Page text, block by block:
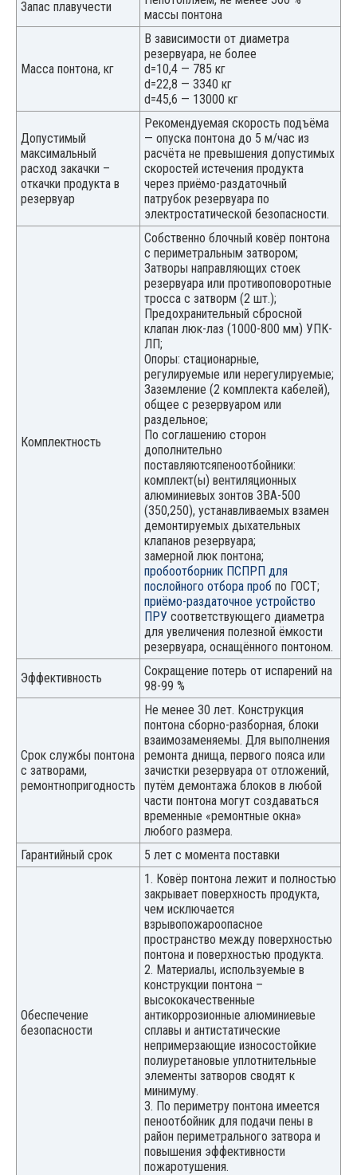
Запас плавучести
массы понтона
Масса понтона, кг
В зависимости от диаметра
резервуара, не более
d=10,4 — 785 кг
d=22,8 — 3340 кг
d=45,6 — 13000 кг
Допустимый
максимальный
расход закачки –
откачки продукта в
резервуар
Рекомендуемая скорость подъёма
— опуска понтона до 5 м/час из
расчёта не превышения допустимых
скоростей истечения продукта
через приёмо-раздаточный
патрубок резервуара по
электростатической безопасности.
Комплектность
Собственно блочный ковёр понтона
с периметральным затвором;
Затворы направляющих стоек
резервуара или противоповоротные
тросса с затворм (2 шт.);
Предохранительный сбросной
клапан люк-лаз (1000-800 мм) УПК-
ЛП;
Опоры: стационарные,
регулируемые или нерегулируемые;
Заземление (2 комплекта кабелей),
общее с резервуаром или
раздельное;
По соглашению сторон
дополнительно
поставляютсяпеноотбойники:
комплект(ы) вентиляционных
алюминиевых зонтов ЗВА-500
(350,250), устанавливаемых взамен
демонтируемых дыхательных
клапанов резервуара;
замерной люк понтона;
пробоотборник ПСПРП для
послойного отбора проб по ГОСТ;
приёмо-раздаточное устройство
ПРУ соответствующего диаметра
для увеличения полезной ёмкости
резервуара, оснащённого понтоном.
Эффективность
Сокращение потерь от испарений на
98-99 %
Срок службы понтона
с затворами,
ремонтнопригодность
Не менее 30 лет. Конструкция
понтона сборно-разборная, блоки
взаимозаменяемы. Для выполнения
ремонта днища, первого пояса или
зачистки резервуара от отложений,
путём демонтажа блоков в любой
части понтона могут создаваться
временные «ремонтные окна»
любого размера.
Гарантийный срок
5 лет с момента поставки
Обеспечение
безопасности
1. Ковёр понтона лежит и полностью
закрывает поверхность продукта,
чем исключается
взрывопожароопасное
пространство между поверхностью
понтона и поверхностью продукта.
2. Материалы, используемые в
конструкции понтона –
высококачественные
антикоррозионные алюминиевые
сплавы и антистатические
непримерзающие износостойкие
полиуретановые уплотнительные
элементы затворов сводят к
минимуму.
3. По периметру понтона имеется
пеноотбойник для подачи пены в
район периметрального затвора и
повышения эффективности
пожаротушения.